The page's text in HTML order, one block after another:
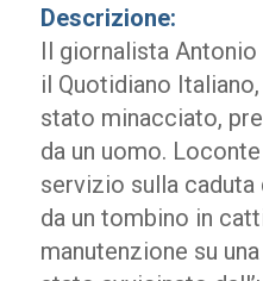
Descrizione:
Il giornalista
il Quotidiano
stato minacciato,
da un uomo.
servizio sulla caduta
da un tombino in
manutenzione su